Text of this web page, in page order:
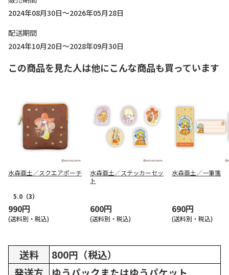
2024年08月30日～2026年05月28日
配送期間
2024年10月20日～2028年09月30日
この商品を見た人は他にこんな商品も買っています
水森亜土／スクエアポーチ
5.0 （3）
990円
(送料別・税込)
水森亜土／ステッカーセッ
ト
600円
(送料別・税込)
水森亜土／一筆箋
690円
(送料別・税込)
送料
800円（税込）
発送方
ゆうパックまたはゆうパケット